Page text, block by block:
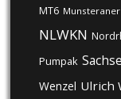
MT6
NLWKN
Pumpak
Wenzel Ulrich